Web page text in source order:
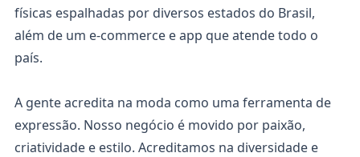
físicas espalhadas por diversos estados do Brasil,
além de um e-commerce e app que atende todo o
país.
A gente acredita na moda como uma ferramenta de
expressão. Nosso negócio é movido por paixão,
criatividade e estilo. Acreditamos na diversidade e